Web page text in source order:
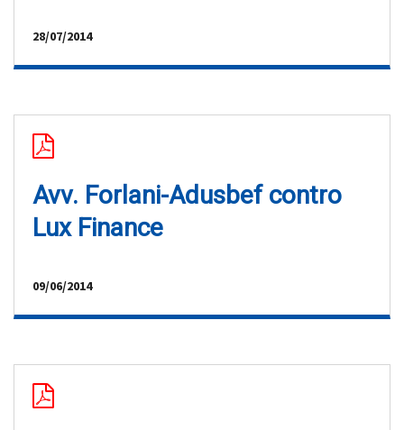
28/07/2014
Avv. Forlani-Adusbef contro
Lux Finance
09/06/2014